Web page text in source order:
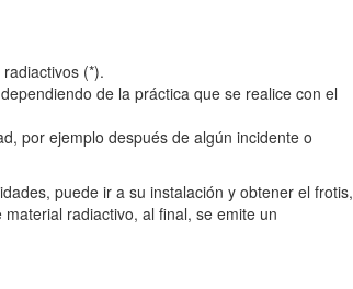
(*).
de la práctica que se realice con el
por ejemplo después de algún incidente o
puede ir a su instalación y obtener el frotis,
radiactivo, al final, se emite un